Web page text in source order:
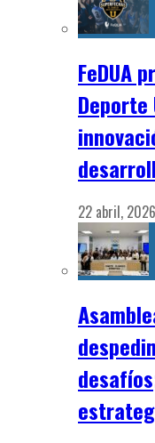
FeDUA
22 abril, 2026